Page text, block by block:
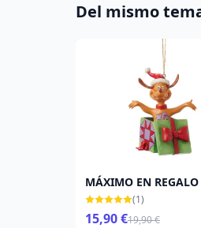
Del mismo
MÁXIMO EN REGALO
(1)
15,90 €19,90 €